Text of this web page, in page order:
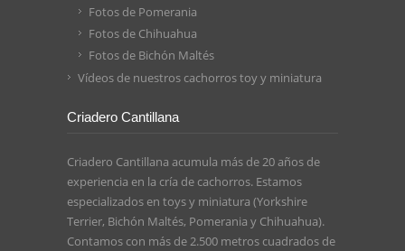
Fotos de Pomerania
Fotos de Chihuahua
Fotos de Bichón Maltés
Vídeos de nuestros cachorros toy y miniatura
Criadero Cantillana
Criadero Cantillana acumula más de 20 años de
experiencia en la cría de cachorros. Estamos
especializados en toys y miniatura (Yorkshire
Terrier, Bichón Maltés, Pomerania y Chihuahua).
Contamos con más de 2.500 metros cuadrados de